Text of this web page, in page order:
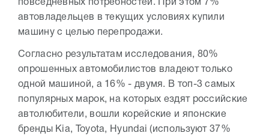
повседневных потребностей. При этом 7%
автовладельцев в текущих условиях купили
машину с целью перепродажи.
Согласно результатам исследования, 80%
опрошенных автомобилистов владеют только
одной машиной, а 16% - двумя. В топ-3 самых
популярных марок, на которых ездят российские
автолюбители, вошли корейские и японские
бренды Kia, Toyota, Hyundai (используют 37%